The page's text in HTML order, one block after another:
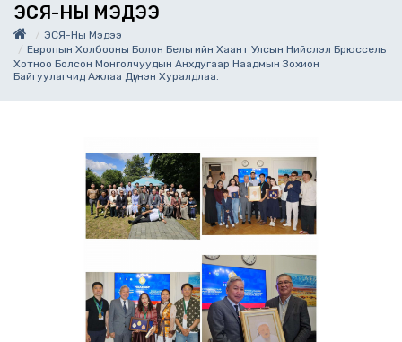
ЭСЯ-НЫ МЭДЭЭ
ЭСЯ-Ны Мэдээ
Европын Холбооны Болон Бельгийн Хаант Улсын Нийслэл Брюссель
Хотноо Болсон Монголчуудын Анхдугаар Наадмын Зохион
Байгуулагчид Ажлаа Дүгнэн Хуралдлаа.